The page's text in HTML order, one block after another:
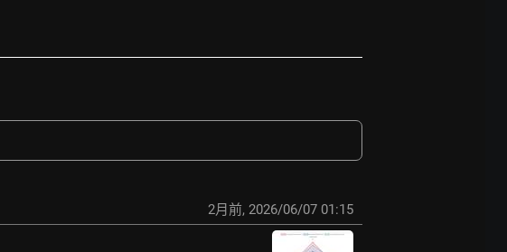
2月前, 2026/06/07 01:15